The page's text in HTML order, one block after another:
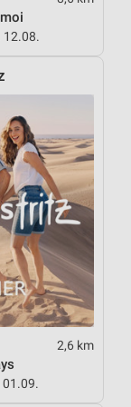
12.08.
2,6 km
01.09.